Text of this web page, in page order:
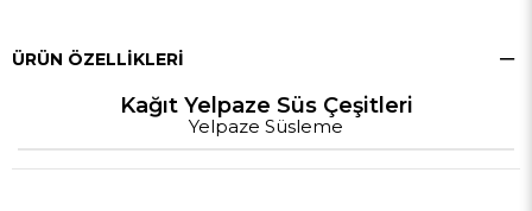
ÜRÜN ÖZELLIKLERI
Kağıt Yelpaze Süs Çeşitleri
Yelpaze Süsleme